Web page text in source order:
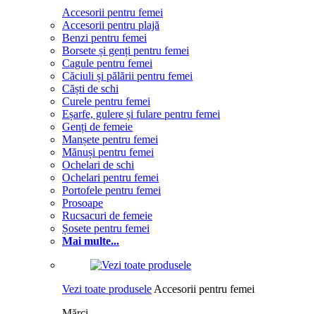
Accesorii pentru femei
Accesorii pentru plajă
Benzi pentru femei
Borsete și genți pentru femei
Cagule pentru femei
Căciuli și pălării pentru femei
Căști de schi
Curele pentru femei
Eșarfe, gulere și fulare pentru femei
Genți de femeie
Manșete pentru femei
Mănuși pentru femei
Ochelari de schi
Ochelari pentru femei
Portofele pentru femei
Prosoape
Rucsacuri de femeie
Șosete pentru femei
Mai multe...
Vezi toate produsele Accesorii pentru femei